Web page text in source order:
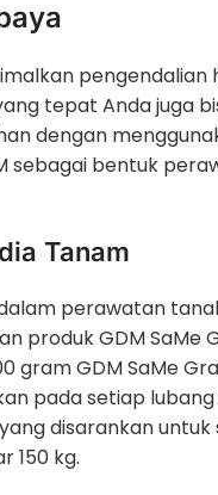
pengendalian
tepat Anda juga
dengan
sebagai bentuk
Tanam
perawatan
produk GDM SaMe
gram GDM SaMe
pada setiap
disarankan
150 kg.